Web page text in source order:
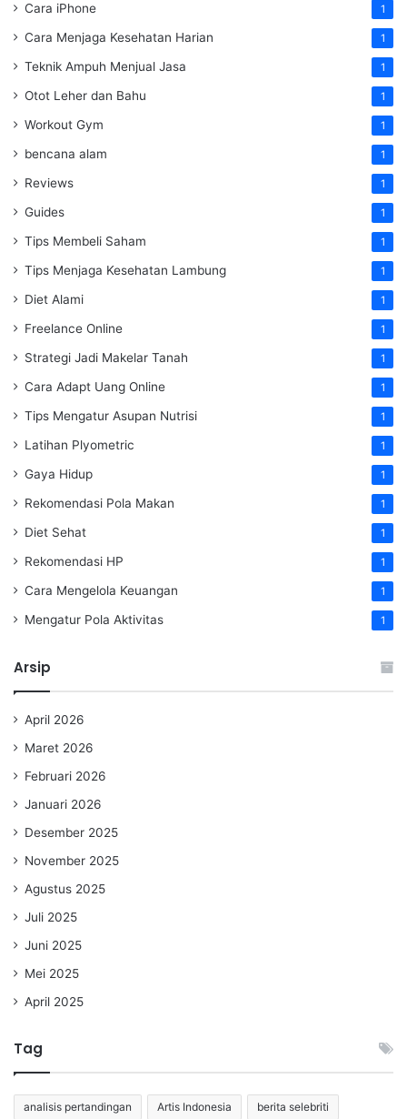
Cara iPhone 1
Cara Menjaga Kesehatan Harian 1
Teknik Ampuh Menjual Jasa 1
Otot Leher dan Bahu 1
Workout Gym 1
bencana alam 1
Reviews 1
Guides 1
Tips Membeli Saham 1
Tips Menjaga Kesehatan Lambung 1
Diet Alami 1
Freelance Online 1
Strategi Jadi Makelar Tanah 1
Cara Adapt Uang Online 1
Tips Mengatur Asupan Nutrisi 1
Latihan Plyometric 1
Gaya Hidup 1
Rekomendasi Pola Makan 1
Diet Sehat 1
Rekomendasi HP 1
Cara Mengelola Keuangan 1
Mengatur Pola Aktivitas 1
Arsip
April 2026
Maret 2026
Februari 2026
Januari 2026
Desember 2025
November 2025
Agustus 2025
Juli 2025
Juni 2025
Mei 2025
April 2025
Tag
analisis pertandingan Artis Indonesia berita selebriti